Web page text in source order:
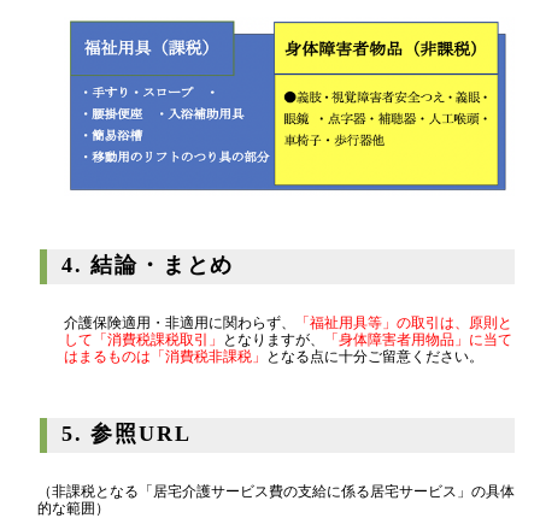
4. 結論・まとめ
介護保険適用・非適用に関わらず、
「福祉用具等」の取引は、原則と
して「消費税課税取引」
となりますが、
「身体障害者用物品」に当て
はまるものは「消費税非課税」
となる点に十分ご留意ください。
5. 参照URL
（非課税となる「居宅介護サービス費の支給に係る居宅サービス」の具体
的な範囲）